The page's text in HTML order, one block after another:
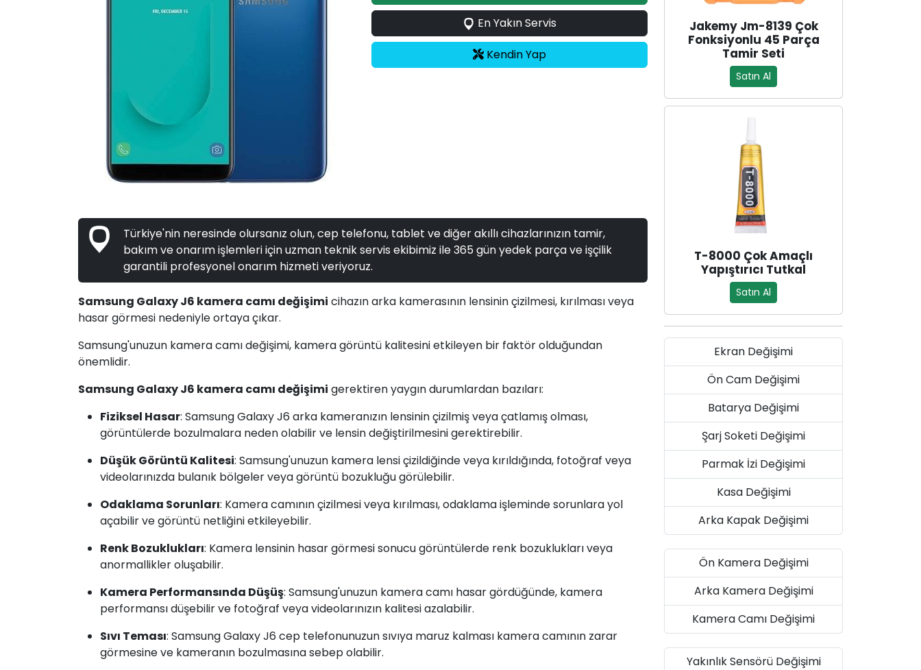
En Yakın Servis
Kendin Yap
Türkiye'nin neresinde olursanız olun, cep telefonu, tablet ve diğer akıllı cihazlarınızın tamir,
bakım ve onarım işlemleri için uzman teknik servis ekibimiz ile 365 gün yedek parça ve işçilik
garantili profesyonel onarım hizmeti veriyoruz.
Samsung Galaxy J6 kamera camı değişimi cihazın arka kamerasının lensinin çizilmesi, kırılması veya
hasar görmesi nedeniyle ortaya çıkar.
Samsung'unuzun kamera camı değişimi, kamera görüntü kalitesini etkileyen bir faktör olduğundan
önemlidir.
Samsung Galaxy J6 kamera camı değişimi gerektiren yaygın durumlardan bazıları:
Fiziksel Hasar: Samsung Galaxy J6 arka kameranızın lensinin çizilmiş veya çatlamış olması,
görüntülerde bozulmalara neden olabilir ve lensin değiştirilmesini gerektirebilir.
Düşük Görüntü Kalitesi: Samsung'unuzun kamera lensi çizildiğinde veya kırıldığında, fotoğraf veya
videolarınızda bulanık bölgeler veya görüntü bozukluğu görülebilir.
Odaklama Sorunları: Kamera camının çizilmesi veya kırılması, odaklama işleminde sorunlara yol
açabilir ve görüntü netliğini etkileyebilir.
Renk Bozuklukları: Kamera lensinin hasar görmesi sonucu görüntülerde renk bozuklukları veya
anormallikler oluşabilir.
Kamera Performansında Düşüş: Samsung'unuzun kamera camı hasar gördüğünde, kamera
performansı düşebilir ve fotoğraf veya videolarınızın kalitesi azalabilir.
Sıvı Teması: Samsung Galaxy J6 cep telefonunuzun sıvıya maruz kalması kamera camının zarar
görmesine ve kameranın bozulmasına sebep olabilir.
Jakemy Jm-8139 Çok
Fonksiyonlu 45 Parça
Tamir Seti
Satın Al
T-8000 Çok Amaçlı
Yapıştırıcı Tutkal
Satın Al
Ekran Değişimi
Ön Cam Değişimi
Batarya Değişimi
Şarj Soketi Değişimi
Parmak İzi Değişimi
Kasa Değişimi
Arka Kapak Değişimi
Ön Kamera Değişimi
Arka Kamera Değişimi
Kamera Camı Değişimi
Yakınlık Sensörü Değişimi